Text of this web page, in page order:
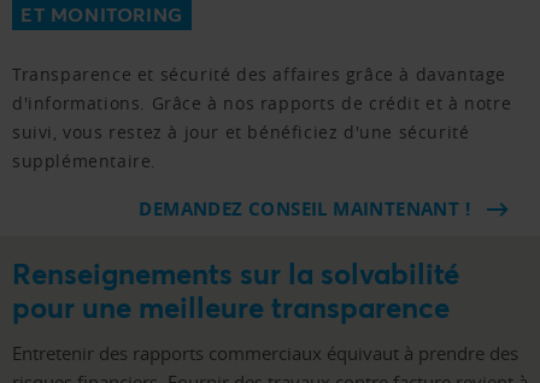
ET MONITORING
Transparence et sécurité des affaires grâce à davantage
d'informations. Grâce à nos rapports de crédit et à notre
suivi, vous restez à jour et bénéficiez d'une sécurité
supplémentaire.
DEMANDEZ CONSEIL MAINTENANT !
Renseignements sur la solvabilité
pour une meilleure transparence
Entretenir des rapports commerciaux équivaut à prendre des